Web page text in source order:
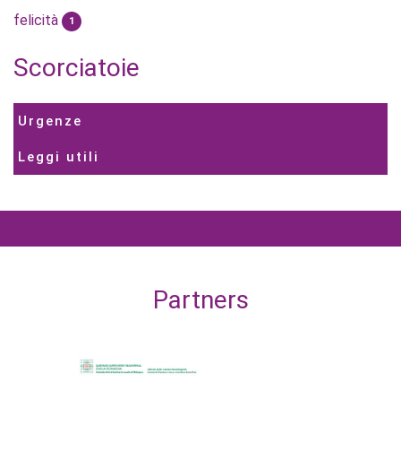
felicità 1
Scorciatoie
Urgenze
Leggi utili
Partners